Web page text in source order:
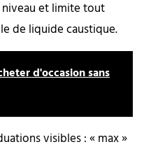
et limite tout
de liquide caustique.
d'occasion sans
visibles : « max »